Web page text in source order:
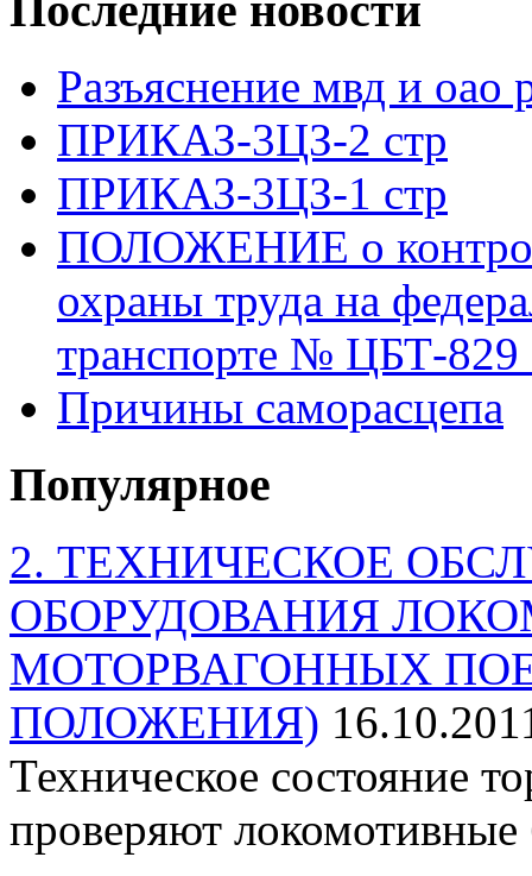
Разъяснение мвд и оао
ПРИКАЗ-3ЦЗ-2 стр
ПРИКАЗ-3ЦЗ-1 стр
ПОЛОЖЕНИЕ о
охраны труда на
транспорте № ЦБТ-829
Причины саморасцепа
Популярное
2. ТЕХНИЧЕСКОЕ
ОБОРУДОВАНИЯ
МОТОРВАГОННЫХ
ПОЛОЖЕНИЯ)
Техническое состояние
проверяют